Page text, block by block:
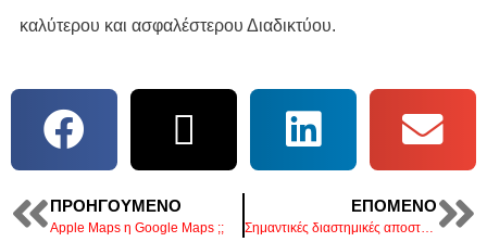
καλύτερου και ασφαλέστερου Διαδικτύου.
ΠΡΟΗΓΟΎΜΕΝΟ
Apple Maps η Google Maps ;;
ΕΠΌΜΕΝΟ
Σημαντικές διαστημικές αποστολές με ελληνικό «χρώμα» προγραμματίζει ο ESA το 2024